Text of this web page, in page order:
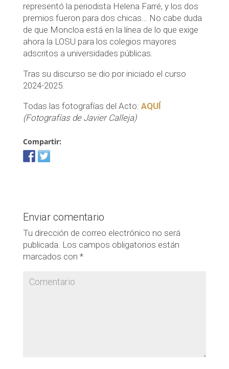
representó la periodista Helena Farré, y los dos
premios fueron para dos chicas… No cabe duda
de que Moncloa está en la línea de lo que exige
ahora la LOSU para los colegios mayores
adscritos a universidades públicas.
Tras su discurso se dio por iniciado el curso
2024-2025.
Todas las fotografías del Acto: AQUÍ
(Fotografías de Javier Calleja)
Compartir:
Enviar comentario
Tu dirección de correo electrónico no será
publicada. Los campos obligatorios están
marcados con *